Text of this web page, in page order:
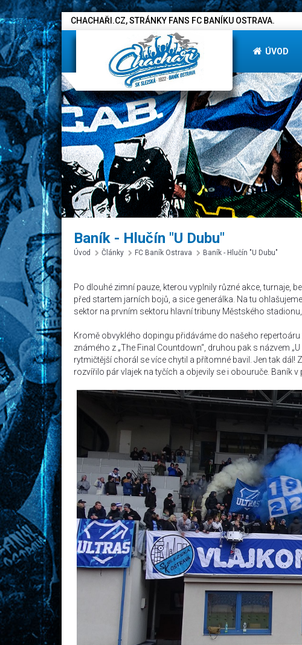
CHACHAŘI.CZ, STRÁNKY FANS FC BANÍKU OSTRAVA.
ÚVOD
Baník - Hlučín "U Dubu"
Úvod Články FC Baník Ostrava Baník - Hlučín "U Dubu"
Po dlouhé zimní pauze, kterou vyplnily různé akce, turnaje,
před startem jarních bojů, a sice generálka. Na tu
sektor na prvním sektoru hlavní tribuny Městského
Kromě obvyklého dopingu přidáváme do našeho repertoáru
známého z „The Final Countdown“, druhou pak s názvem
rytmičtější chorál se více chytil a přítomné bavil. Jen tak
rozvířilo pár vlajek na tyčích a objevily se i obouruče. Baník